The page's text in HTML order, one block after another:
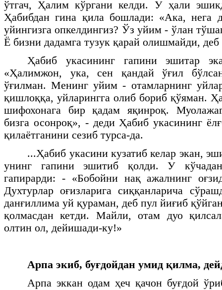
ўтгач, Ҳалим кўргани келди. У ҳали
Ҳабибдан гина қила бошлади: «Ака, нега
уйингизга опкелдингиз? Ўз уйим - ўлан
Ё бизни дадамга тузук қарай олишмайди,
Ҳабиб укасининг гапини эшитар
«Ҳалимжон, ука, сен қандай ўғил
ўғилман. Менинг уйим - отамларнинг
қишлоққа, уйларингга олиб бориб қўяман.
шифохонага бир қадам яқинроқ.
бизга осонроқ», - деди Ҳабиб укасининг
қилаётганини сезиб турса-да.
...Ҳабиб укасини кузатиб келар экан,
унинг гапини эшитиб қолди. У кўчадан
гапирарди: - «Бобойни нақ ажалнинг
Духтурлар оғизларига сиққанларича
данғиллима уй қураман, деб пул йиғиб
қолмасдан кетди. Майли, отам дуо
олтин ол, дейишади-ку!»
Арпа экиб, буғдойдан умид қилма,
Арпа эккан одам ҳеч қачон буғдой